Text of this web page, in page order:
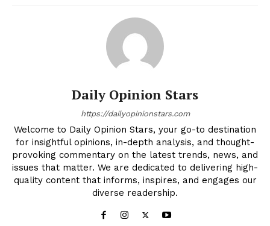
Daily Opinion Stars
https://dailyopinionstars.com
Welcome to Daily Opinion Stars, your go-to destination
for insightful opinions, in-depth analysis, and thought-
provoking commentary on the latest trends, news, and
issues that matter. We are dedicated to delivering high-
quality content that informs, inspires, and engages our
diverse readership.